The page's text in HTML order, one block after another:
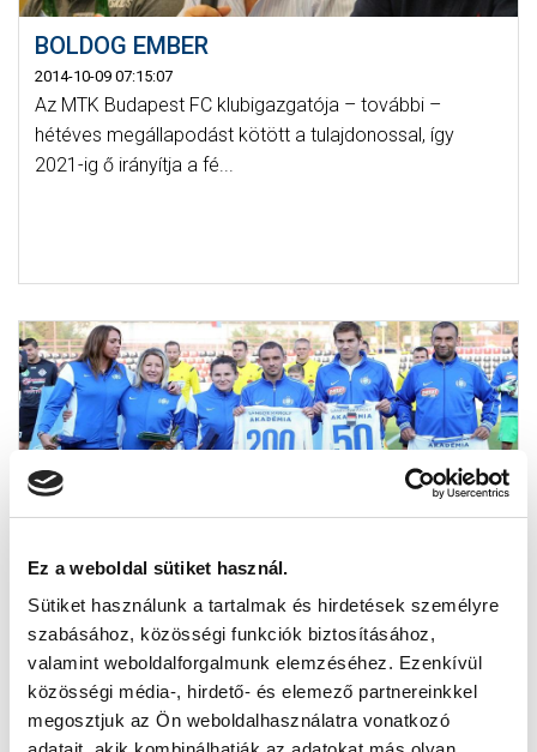
Ez a weboldal sütiket használ.
Sütiket használunk a tartalmak és hirdetések személyre
szabásához, közösségi funkciók biztosításához,
valamint weboldalforgalmunk elemzéséhez. Ezenkívül
közösségi média-, hirdető- és elemező partnereinkkel
megosztjuk az Ön weboldalhasználatra vonatkozó
BOLDOG EMBER
2014-10-09 07:15:07
Az MTK Budapest FC klubigazgatója – további –
hétéves megállapodást kötött a tulajdonossal, így
2021-ig ő irányítja a fé...
MTK BUDAPEST – NYÍREGYHÁZA
SPARTACUS FC 2-0 (1-0) (GALÉRIA +
VIDEÓ)
2014-10-05 18:32:02
Ötödik győzelmét aratta sorozatban az OTP Bank
Ligában a csapat és megerősítette helyét a dobogón. A